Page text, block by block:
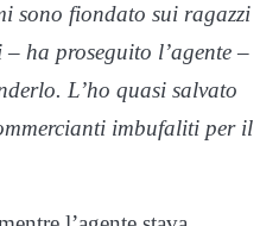
sono fiondato sui ragazzi
ha proseguito l’agente –
L’ho quasi salvato
imbufaliti per il